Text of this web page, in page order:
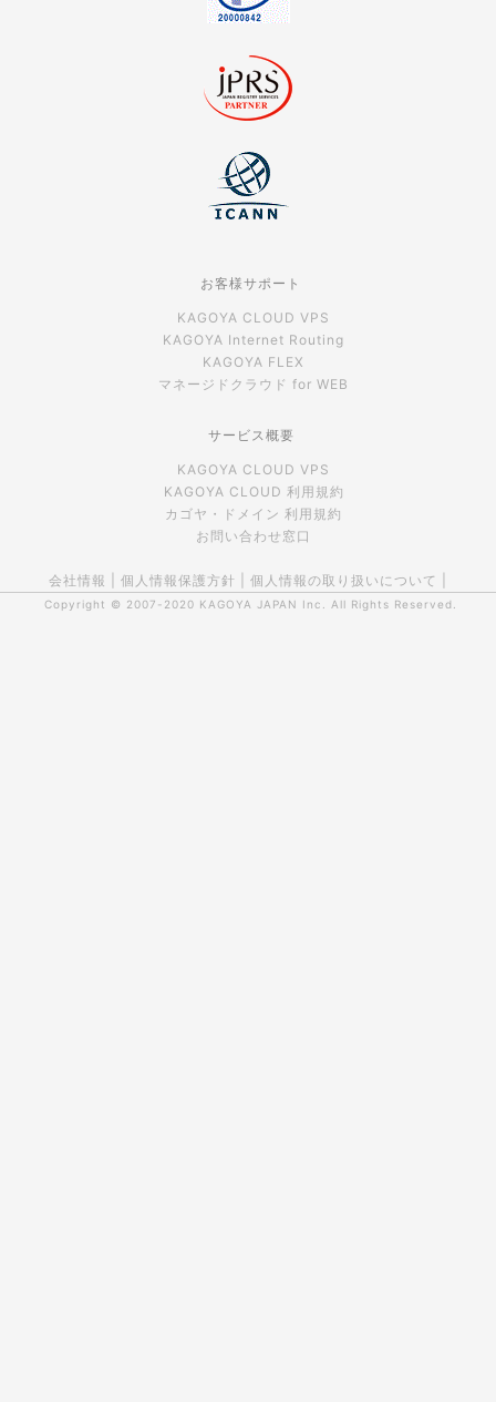
お客様サポート
KAGOYA CLOUD VPS
KAGOYA Internet Routing
KAGOYA FLEX
マネージドクラウド for WEB
サービス概要
KAGOYA CLOUD VPS
KAGOYA CLOUD 利用規約
カゴヤ・ドメイン 利用規約
お問い合わせ窓口
会社情報 個人情報保護方針 個人情報の取り扱いについて
Copyright © 2007-2020 KAGOYA JAPAN Inc. All Rights Reserved.